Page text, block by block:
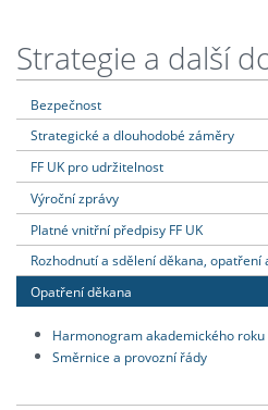
Strategie a další
Bezpečnost
Strategické a dlouhodobé záměry
FF UK pro udržitelnost
Výroční zprávy
Platné vnitřní předpisy FF UK
Rozhodnutí a sdělení děkana, opatření
Opatření děkana
Harmonogram akademického roku
Směrnice a provozní řády